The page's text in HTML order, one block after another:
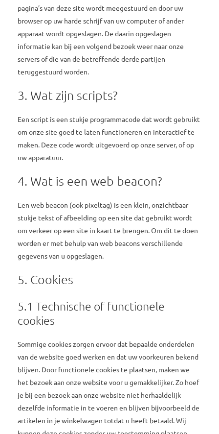
pagina’s van deze site wordt meegestuurd en door uw
browser op uw harde schrijf van uw computer of ander
apparaat wordt opgeslagen. De daarin opgeslagen
informatie kan bij een volgend bezoek weer naar onze
servers of die van de betreffende derde partijen
teruggestuurd worden.
3. Wat zijn scripts?
Een script is een stukje programmacode dat wordt gebruikt
om onze site goed te laten functioneren en interactief te
maken. Deze code wordt uitgevoerd op onze server, of op
uw apparatuur.
4. Wat is een web beacon?
Een web beacon (ook pixeltag) is een klein, onzichtbaar
stukje tekst of afbeelding op een site dat gebruikt wordt
om verkeer op een site in kaart te brengen. Om dit te doen
worden er met behulp van web beacons verschillende
gegevens van u opgeslagen.
5. Cookies
5.1 Technische of functionele
cookies
Sommige cookies zorgen ervoor dat bepaalde onderdelen
van de website goed werken en dat uw voorkeuren bekend
blijven. Door functionele cookies te plaatsen, maken we
het bezoek aan onze website voor u gemakkelijker. Zo hoef
je bij een bezoek aan onze website niet herhaaldelijk
dezelfde informatie in te voeren en blijven bijvoorbeeld de
artikelen in je winkelwagen totdat u heeft betaald. Wij